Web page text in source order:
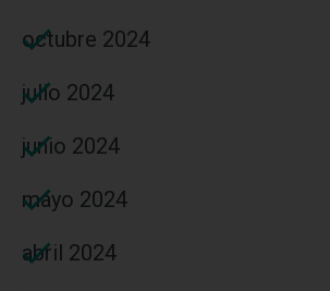
octubre 2024
julio 2024
junio 2024
mayo 2024
abril 2024